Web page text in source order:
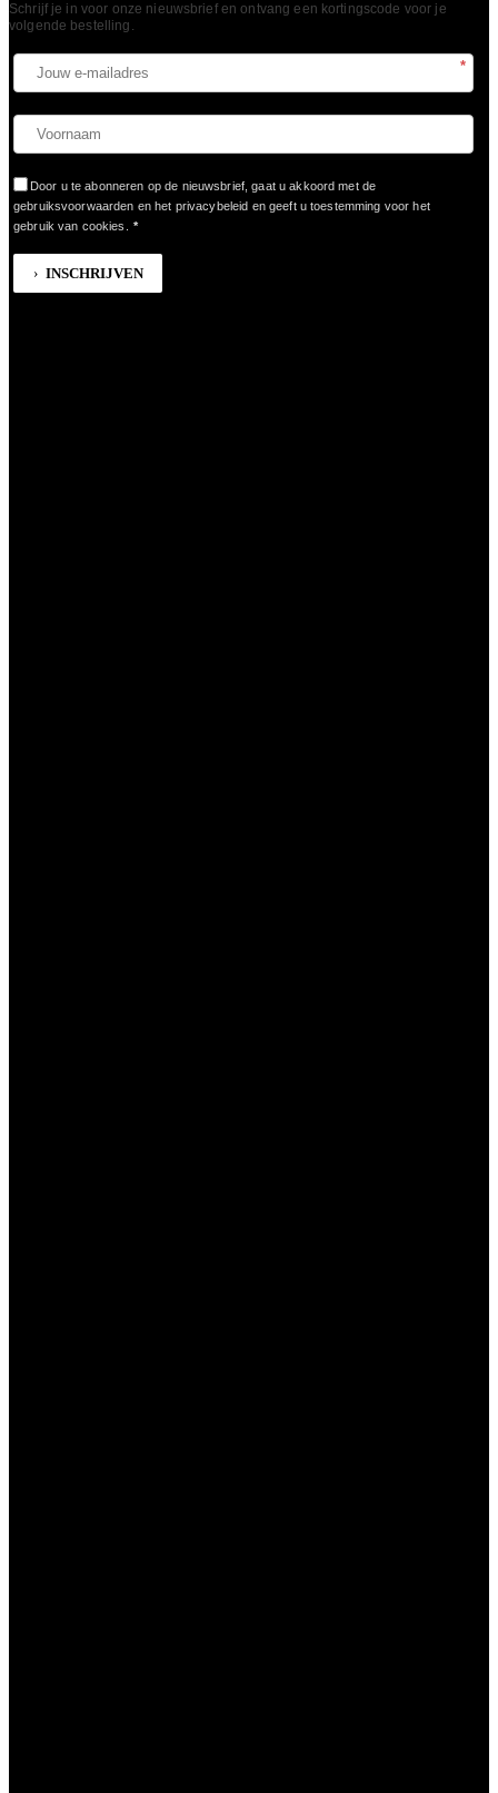
Schrijf je in voor onze nieuwsbrief en ontvang een kortingscode voor je
volgende bestelling.​
*
Door u te abonneren op de nieuwsbrief, gaat u akkoord met de
gebruiksvoorwaarden en het privacybeleid en geeft u toestemming voor het
gebruik van cookies. *
INSCHRIJVEN